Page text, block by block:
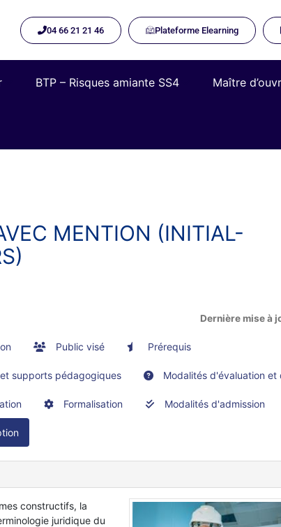
04 66 21 21 46 Plateforme Elearning​
BTP – Risques amiante SS4 Maître
MENTION (INITIAL-
Dernière mise à
Public visé Prérequis
supports pédagogiques Modalités d'évaluation et
Formalisation Modalités d'admission
constructifs, la
juridique du